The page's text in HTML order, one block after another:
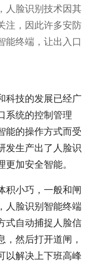
人脸识别技术因其
注，因此许多安防
能终端，让出入口
科技的发展已经广
系统的控制管理
能的操作方式而受
发生产出了人脸识
加安全智能。
小巧，一般和闸
人脸识别智能终端
式自动捕捉人脸信
然后打开道闸，
以解决上下班高峰